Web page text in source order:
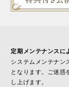
定期メンテナンスに
システムメンテナン
となります。ご迷惑
し上げます。